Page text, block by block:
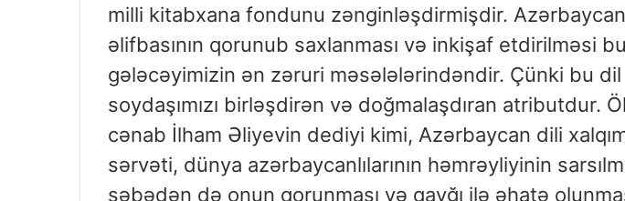
milli kitabxana fondunu zənginləşdirmişdir.
əlifbasının qorunub saxlanması və inkişaf etdirilməsi
gələcəyimizin ən zəruri məsələlərindəndir. Çünki bu dil
soydaşımızı birləşdirən və doğmalaşdıran atributdur.
cənab İlham Əliyevin dediyi kimi, Azərbaycan dili
sərvəti, dünya azərbaycanlılarının həmrəyliyinin
səbədən də onun qorunması və qayğı ilə əhatə